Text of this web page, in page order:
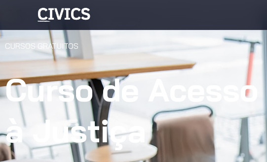
CURSOS GRATUITOS
Curso de Acesso
à Justiça